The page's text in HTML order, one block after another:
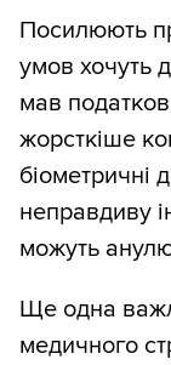
Посилюють
умов хочуть
мав
жорсткіше
біометричні
неправдиву
можуть
Ще одна
медичного